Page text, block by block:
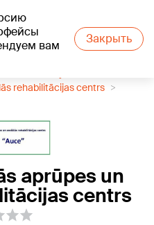
вам
Закрыть
rehabilitācijas centrs
aprūpes un
centrs